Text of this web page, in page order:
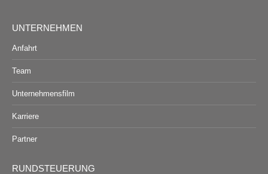
UNTERNEHMEN
Anfahrt
Team
Unternehmensfilm
Karriere
Partner
RUNDSTEUERUNG